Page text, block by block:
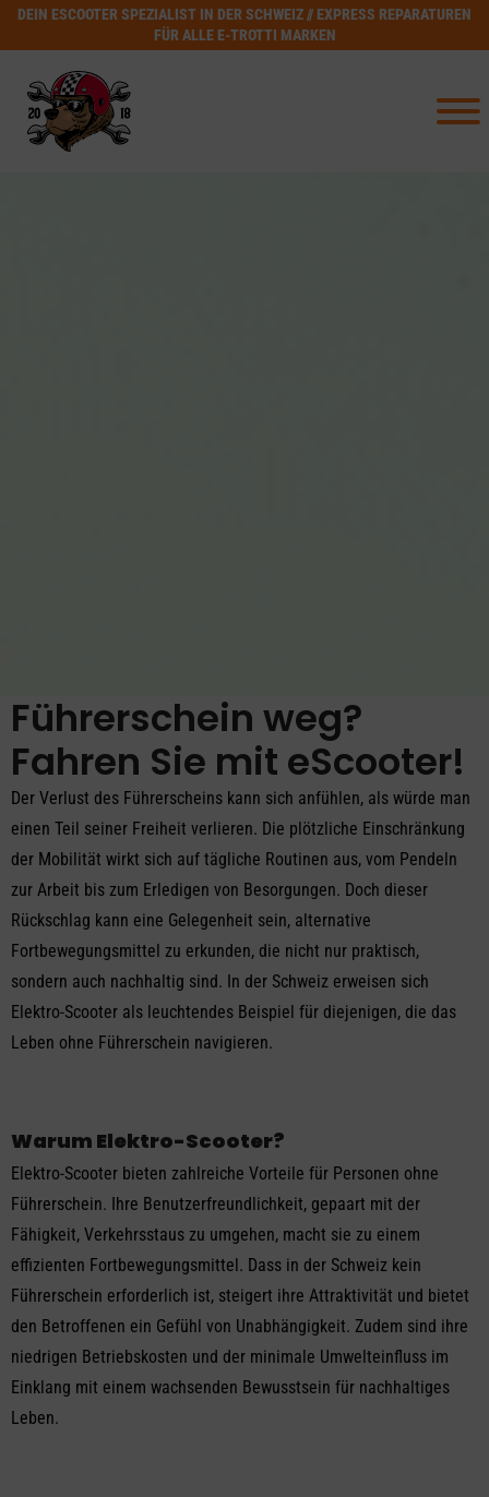
DEIN ESCOOTER SPEZIALIST IN DER SCHWEIZ // EXPRESS REPARATUREN
FÜR ALLE E-TROTTI MARKEN
Führerschein weg?
Fahren Sie mit eScooter!
Der Verlust des Führerscheins kann sich anfühlen, als würde man
einen Teil seiner Freiheit verlieren. Die plötzliche Einschränkung
der Mobilität wirkt sich auf tägliche Routinen aus, vom Pendeln
zur Arbeit bis zum Erledigen von Besorgungen. Doch dieser
Rückschlag kann eine Gelegenheit sein, alternative
Fortbewegungsmittel zu erkunden, die nicht nur praktisch,
sondern auch nachhaltig sind. In der Schweiz erweisen sich
Elektro-Scooter als leuchtendes Beispiel für diejenigen, die das
Leben ohne Führerschein navigieren.
Warum Elektro-Scooter?
Elektro-Scooter bieten zahlreiche Vorteile für Personen ohne
Führerschein. Ihre Benutzerfreundlichkeit, gepaart mit der
Fähigkeit, Verkehrsstaus zu umgehen, macht sie zu einem
effizienten Fortbewegungsmittel. Dass in der Schweiz kein
Führerschein erforderlich ist, steigert ihre Attraktivität und bietet
den Betroffenen ein Gefühl von Unabhängigkeit. Zudem sind ihre
niedrigen Betriebskosten und der minimale Umwelteinfluss im
Einklang mit einem wachsenden Bewusstsein für nachhaltiges
Leben.